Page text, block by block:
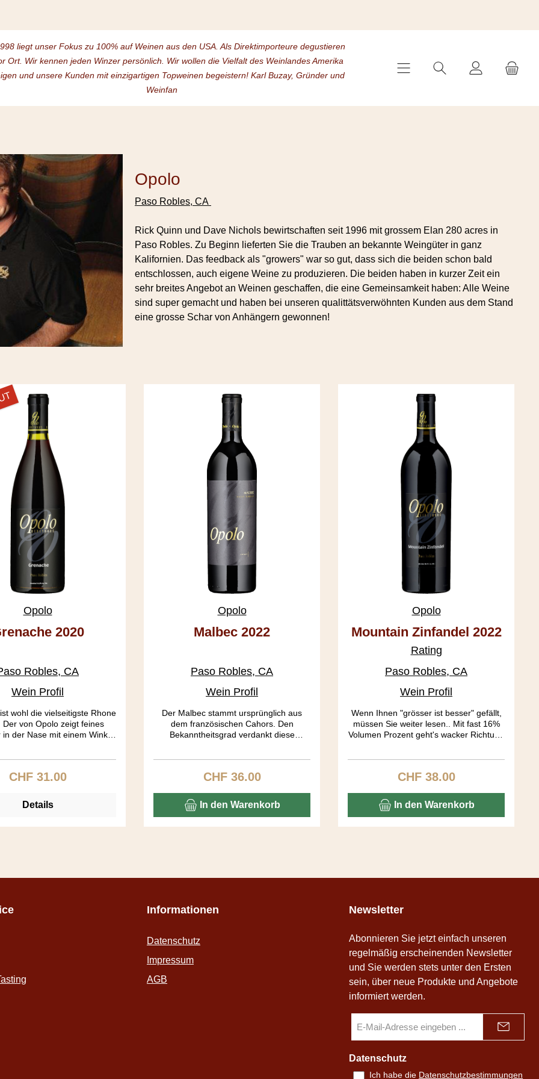
liegt unser Fokus zu 100% auf Weinen aus den USA. Als Direktimporteure degustieren
Ort. Wir kennen jeden Winzer persönlich. Wir wollen die Vielfalt des Weinlandes Amerika
und unsere Kunden mit einzigartigen Topweinen begeistern! Karl Buzay, Gründer und
Weinfan
Opolo
Paso Robles, CA
Rick Quinn und Dave Nichols bewirtschaften seit 1996 mit grossem Elan 280 acres in
Paso Robles. Zu Beginn lieferten Sie die Trauben an bekannte Weingüter in ganz
Kalifornien. Das feedback als "growers" war so gut, dass sich die beiden schon bald
entschlossen, auch eigene Weine zu produzieren. Die beiden haben in kurzer Zeit ein
sehr breites Angebot an Weinen geschaffen, die eine Gemeinsamkeit haben: Alle Weine
sind super gemacht und haben bei unseren qualittätsverwöhnten Kunden aus dem Stand
eine grosse Schar von Anhängern gewonnen!
Opolo
2020
Robles, CA
Wein Profil
wohl die vielseitigste Rhone
Der von Opolo zeigt feines
in der Nase mit einem Wink
Schuss Pfiffigkeit.
Regulärer Preis:
CHF 31.00
Details
Opolo
Malbec 2022
Paso Robles, CA
Wein Profil
Der Malbec stammt ursprünglich aus
dem französischen Cahors. Den
Bekanntheitsgrad verdankt diese
kommt nun die grosse Ausnahme:
Kirsche und Pflaume. Das Holz ist
angenehm präsent aber dennoch dezent
Regulärer Preis:
CHF 36.00
In den Warenkorb
Opolo
Mountain Zinfandel 2022
Rating
Paso Robles, CA
Wein Profil
Wenn Ihnen "grösser ist besser" gefällt,
müssen Sie weiter lesen.. Mit fast 16%
Volumen Prozent geht's wacker Richtung
Aber dieser Rote ist nicht einfach ein
Aromen von Pflaumen, Feigen,
Granatapfel und Brombeer bilden eine
Regulärer Preis:
CHF 38.00
In den Warenkorb
Informationen
Datenschutz
Impressum
AGB
Newsletter
Abonnieren Sie jetzt einfach unseren
regelmäßig erscheinenden Newsletter
und Sie werden stets unter den Ersten
sein, über neue Produkte und Angebote
informiert werden.
Mail-
*
Datenschutz
Ich habe die Datenschutzbestimmungen